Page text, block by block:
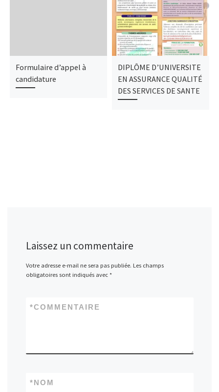
Formulaire d’appel à
candidature
DIPLÔME D’UNIVERSITE
EN ASSURANCE QUALITÉ
DES SERVICES DE SANTE
Laissez un commentaire
Votre adresse e-mail ne sera pas publiée. Les champs
obligatoires sont indiqués avec *
COMMENTAIRE
*
NOM
*